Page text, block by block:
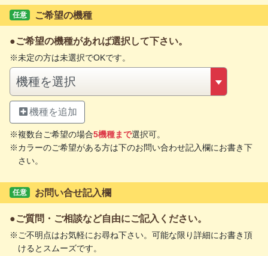
任意 ご希望の機種
ご希望の機種があれば選択して下さい。
未定の方は未選択でOKです。
機種を追加
複数台ご希望の場合5機種まで選択可。
カラーのご希望がある方は下のお問い合わせ記入欄にお書き下
さい。
任意 お問い合せ記入欄
ご質問・ご相談など自由にご記入ください。
ご不明点はお気軽にお尋ね下さい。可能な限り詳細にお書き頂
けるとスムーズです。